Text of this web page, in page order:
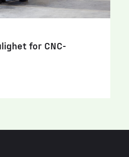
for CNC-